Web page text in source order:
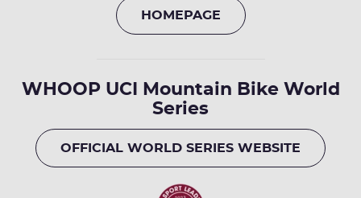
HOMEPAGE
WHOOP UCI Mountain Bike World
Series
OFFICIAL WORLD SERIES WEBSITE